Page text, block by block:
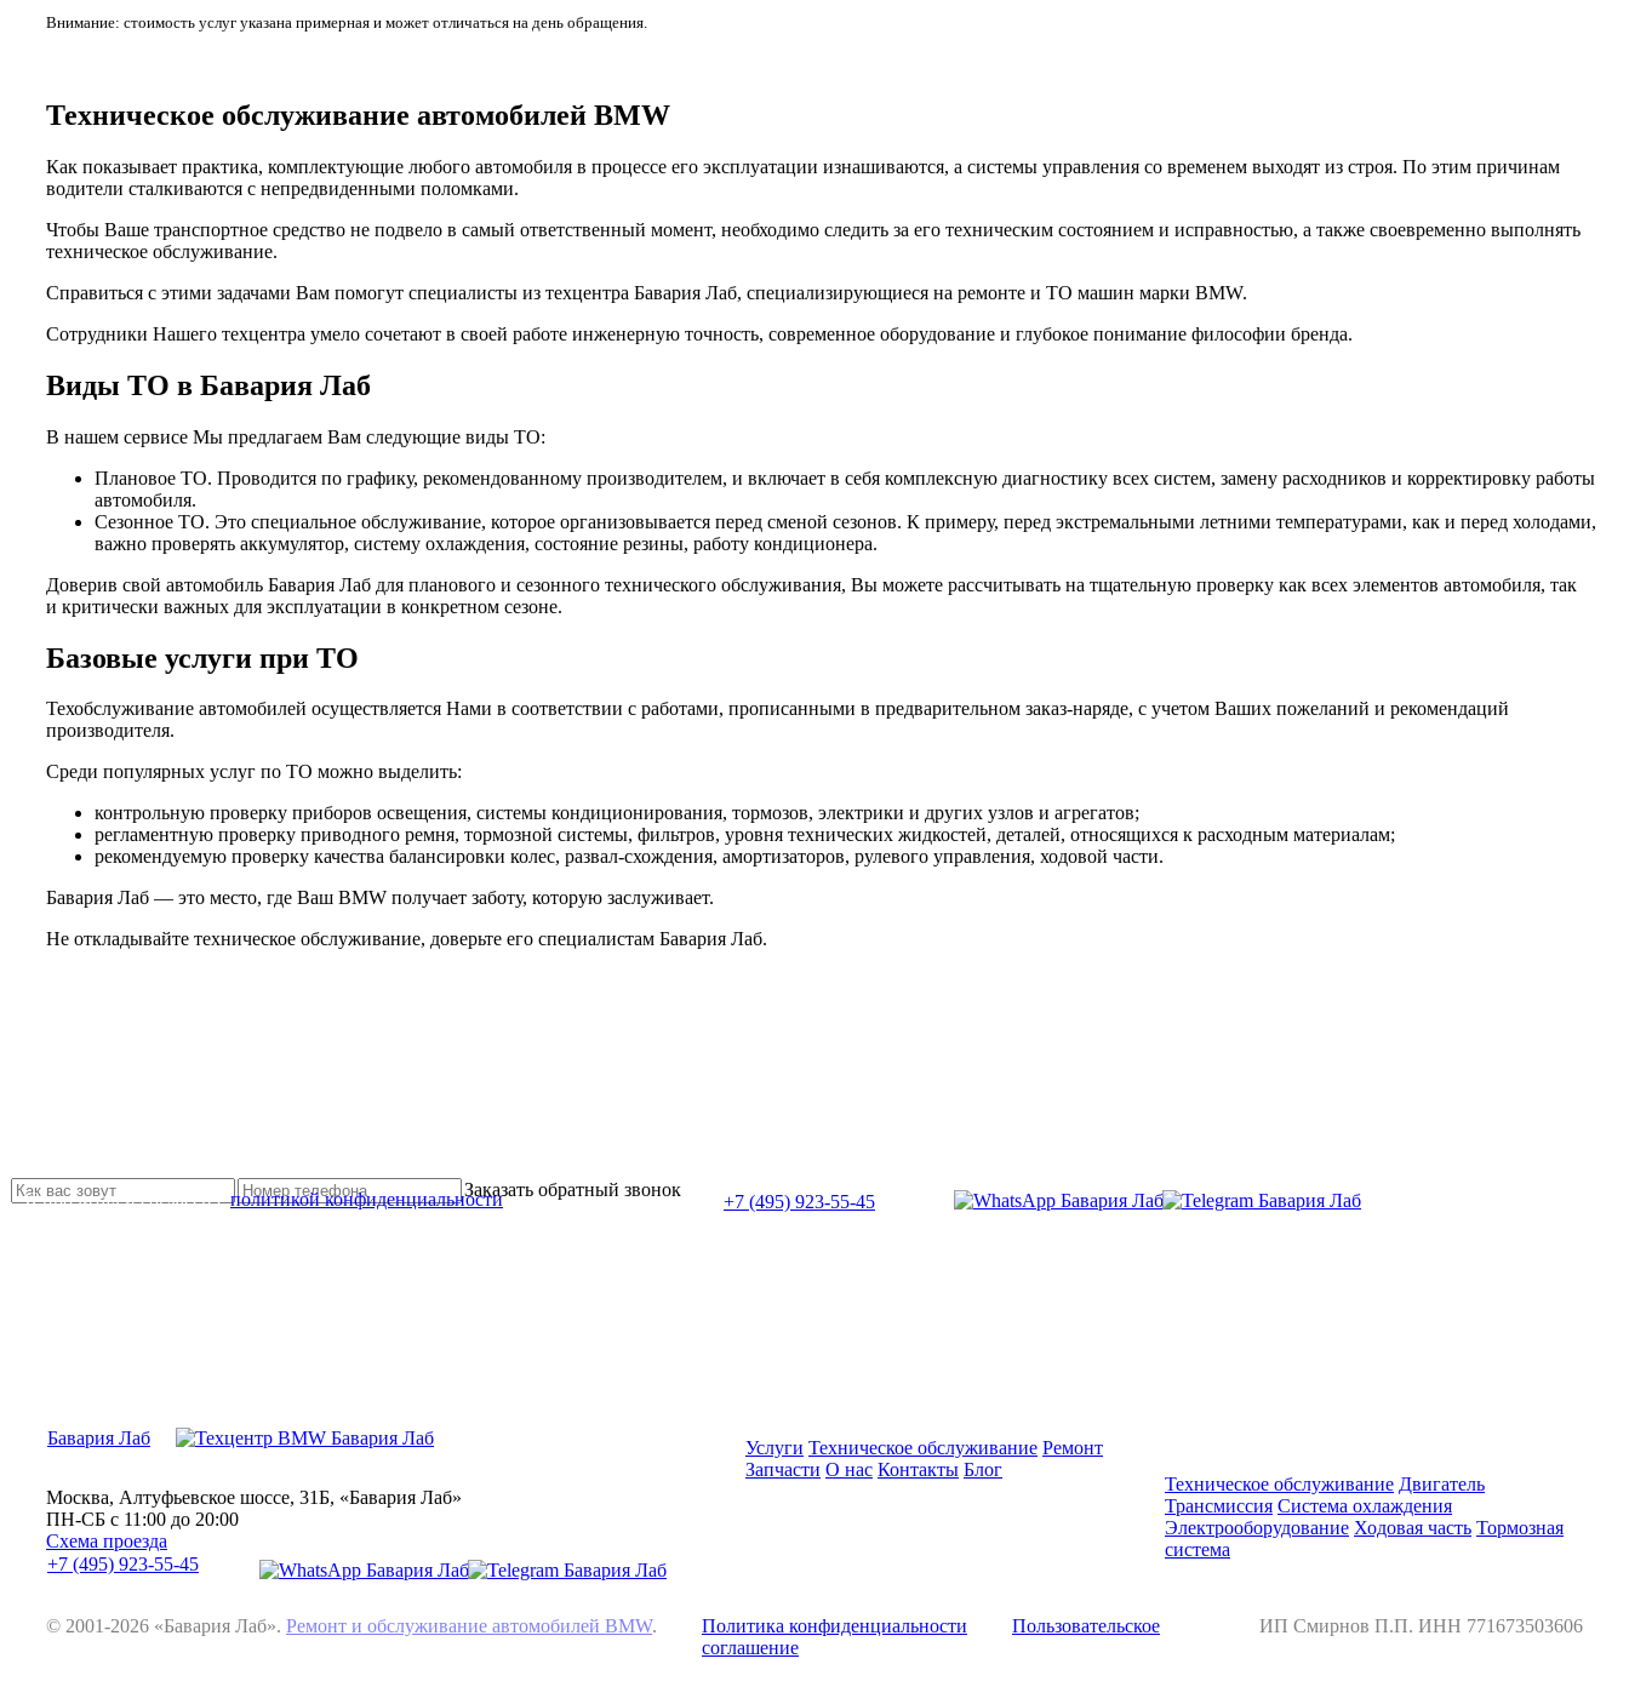
Внимание: стоимость услуг указана примерная и может отличаться на день обращения.
Техническое обслуживание автомобилей BMW
Как показывает практика, комплектующие любого автомобиля в процессе его эксплуатации изнашиваются, а системы управления со временем выходят из строя. По этим причинам
водители сталкиваются с непредвиденными поломками.
Чтобы Ваше транспортное средство не подвело в самый ответственный момент, необходимо следить за его техническим состоянием и исправностью, а также своевременно выполнять
техническое обслуживание.
Справиться с этими задачами Вам помогут специалисты из техцентра Бавария Лаб, специализирующиеся на ремонте и ТО машин марки BMW.
Сотрудники Нашего техцентра умело сочетают в своей работе инженерную точность, современное оборудование и глубокое понимание философии бренда.
Виды ТО в Бавария Лаб
В нашем сервисе Мы предлагаем Вам следующие виды ТО:
Плановое ТО. Проводится по графику, рекомендованному производителем, и включает в себя комплексную диагностику всех систем, замену расходников и корректировку работы
автомобиля.
Сезонное ТО. Это специальное обслуживание, которое организовывается перед сменой сезонов. К примеру, перед экстремальными летними температурами, как и перед холодами,
важно проверять аккумулятор, систему охлаждения, состояние резины, работу кондиционера.
Доверив свой автомобиль Бавария Лаб для планового и сезонного технического обслуживания, Вы можете рассчитывать на тщательную проверку как всех элементов автомобиля, так
и критически важных для эксплуатации в конкретном сезоне.
Базовые услуги при ТО
Техобслуживание автомобилей осуществляется Нами в соответствии с работами, прописанными в предварительном заказ-наряде, с учетом Ваших пожеланий и рекомендаций
производителя.
Среди популярных услуг по ТО можно выделить:
контрольную проверку приборов освещения, системы кондиционирования, тормозов, электрики и других узлов и агрегатов;
регламентную проверку приводного ремня, тормозной системы, фильтров, уровня технических жидкостей, деталей, относящихся к расходным материалам;
рекомендуемую проверку качества балансировки колес, развал-схождения, амортизаторов, рулевого управления, ходовой части.
Бавария Лаб — это место, где Ваш BMW получает заботу, которую заслуживает.
Не откладывайте техническое обслуживание, доверьте его специалистам Бавария Лаб.
Заказать обратный звонок
Я прочитал и согласен сполитикой конфиденциальности
+7 (495) 923-55-45
Бавария Лаб
Москва, Алтуфьевское шоссе, 31Б, «Бавария Лаб»
ПН-СБ с 11:00 до 20:00
Схема проезда
+7 (495) 923-55-45
Услуги Техническое обслуживание Ремонт
Запчасти О нас Контакты Блог
Техническое обслуживание Двигатель
Трансмиссия Система охлаждения
Электрооборудование Ходовая часть Тормозная
система
© 2001-2026 «Бавария Лаб». Ремонт и обслуживание автомобилей BMW. Политика конфиденциальности
Пользовательское
соглашение
ИП Смирнов П.П. ИНН 771673503606